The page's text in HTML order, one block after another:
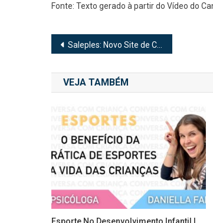
Fonte: Texto gerado à partir do Vídeo do
Navegação
de
Post
Saleples: Novo Site de Classificados Grátis Estréia no Brasil
VEJA TAMBÉM